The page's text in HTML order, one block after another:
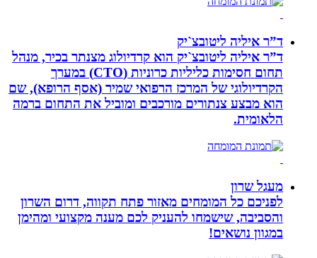
ד”ר איליה ליטובצ`יק
ד”ר איליה ליטובצ`יק הוא קרדיולוג מצנתר בכיר, מנהל
תחום חסימות כליליות כרוניות (CTO) במערך
הקרדיולוגי של המרכז הרפואי שמיר (אסף הרופא), שם
הוא מבצע צנתורים מורכבים ומוביל את התחום ברמה
הלאומית.
מעגל שרון
לפניכם כל המומחים מאזור פתח תקווה, דרום השרון
והסביבה, שישמחו להעניק לכם מענה מקצועי ומהימן
במגוון נושאים!